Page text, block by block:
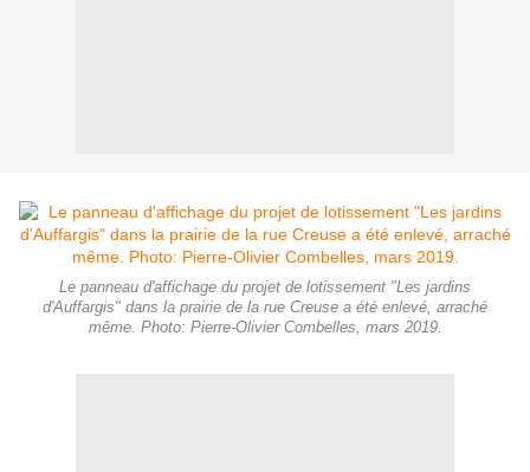
Le panneau d'affichage du projet de lotissement "Les jardins
d'Auffargis" dans la prairie de la rue Creuse a été enlevé, arraché
même. Photo: Pierre-Olivier Combelles, mars 2019.